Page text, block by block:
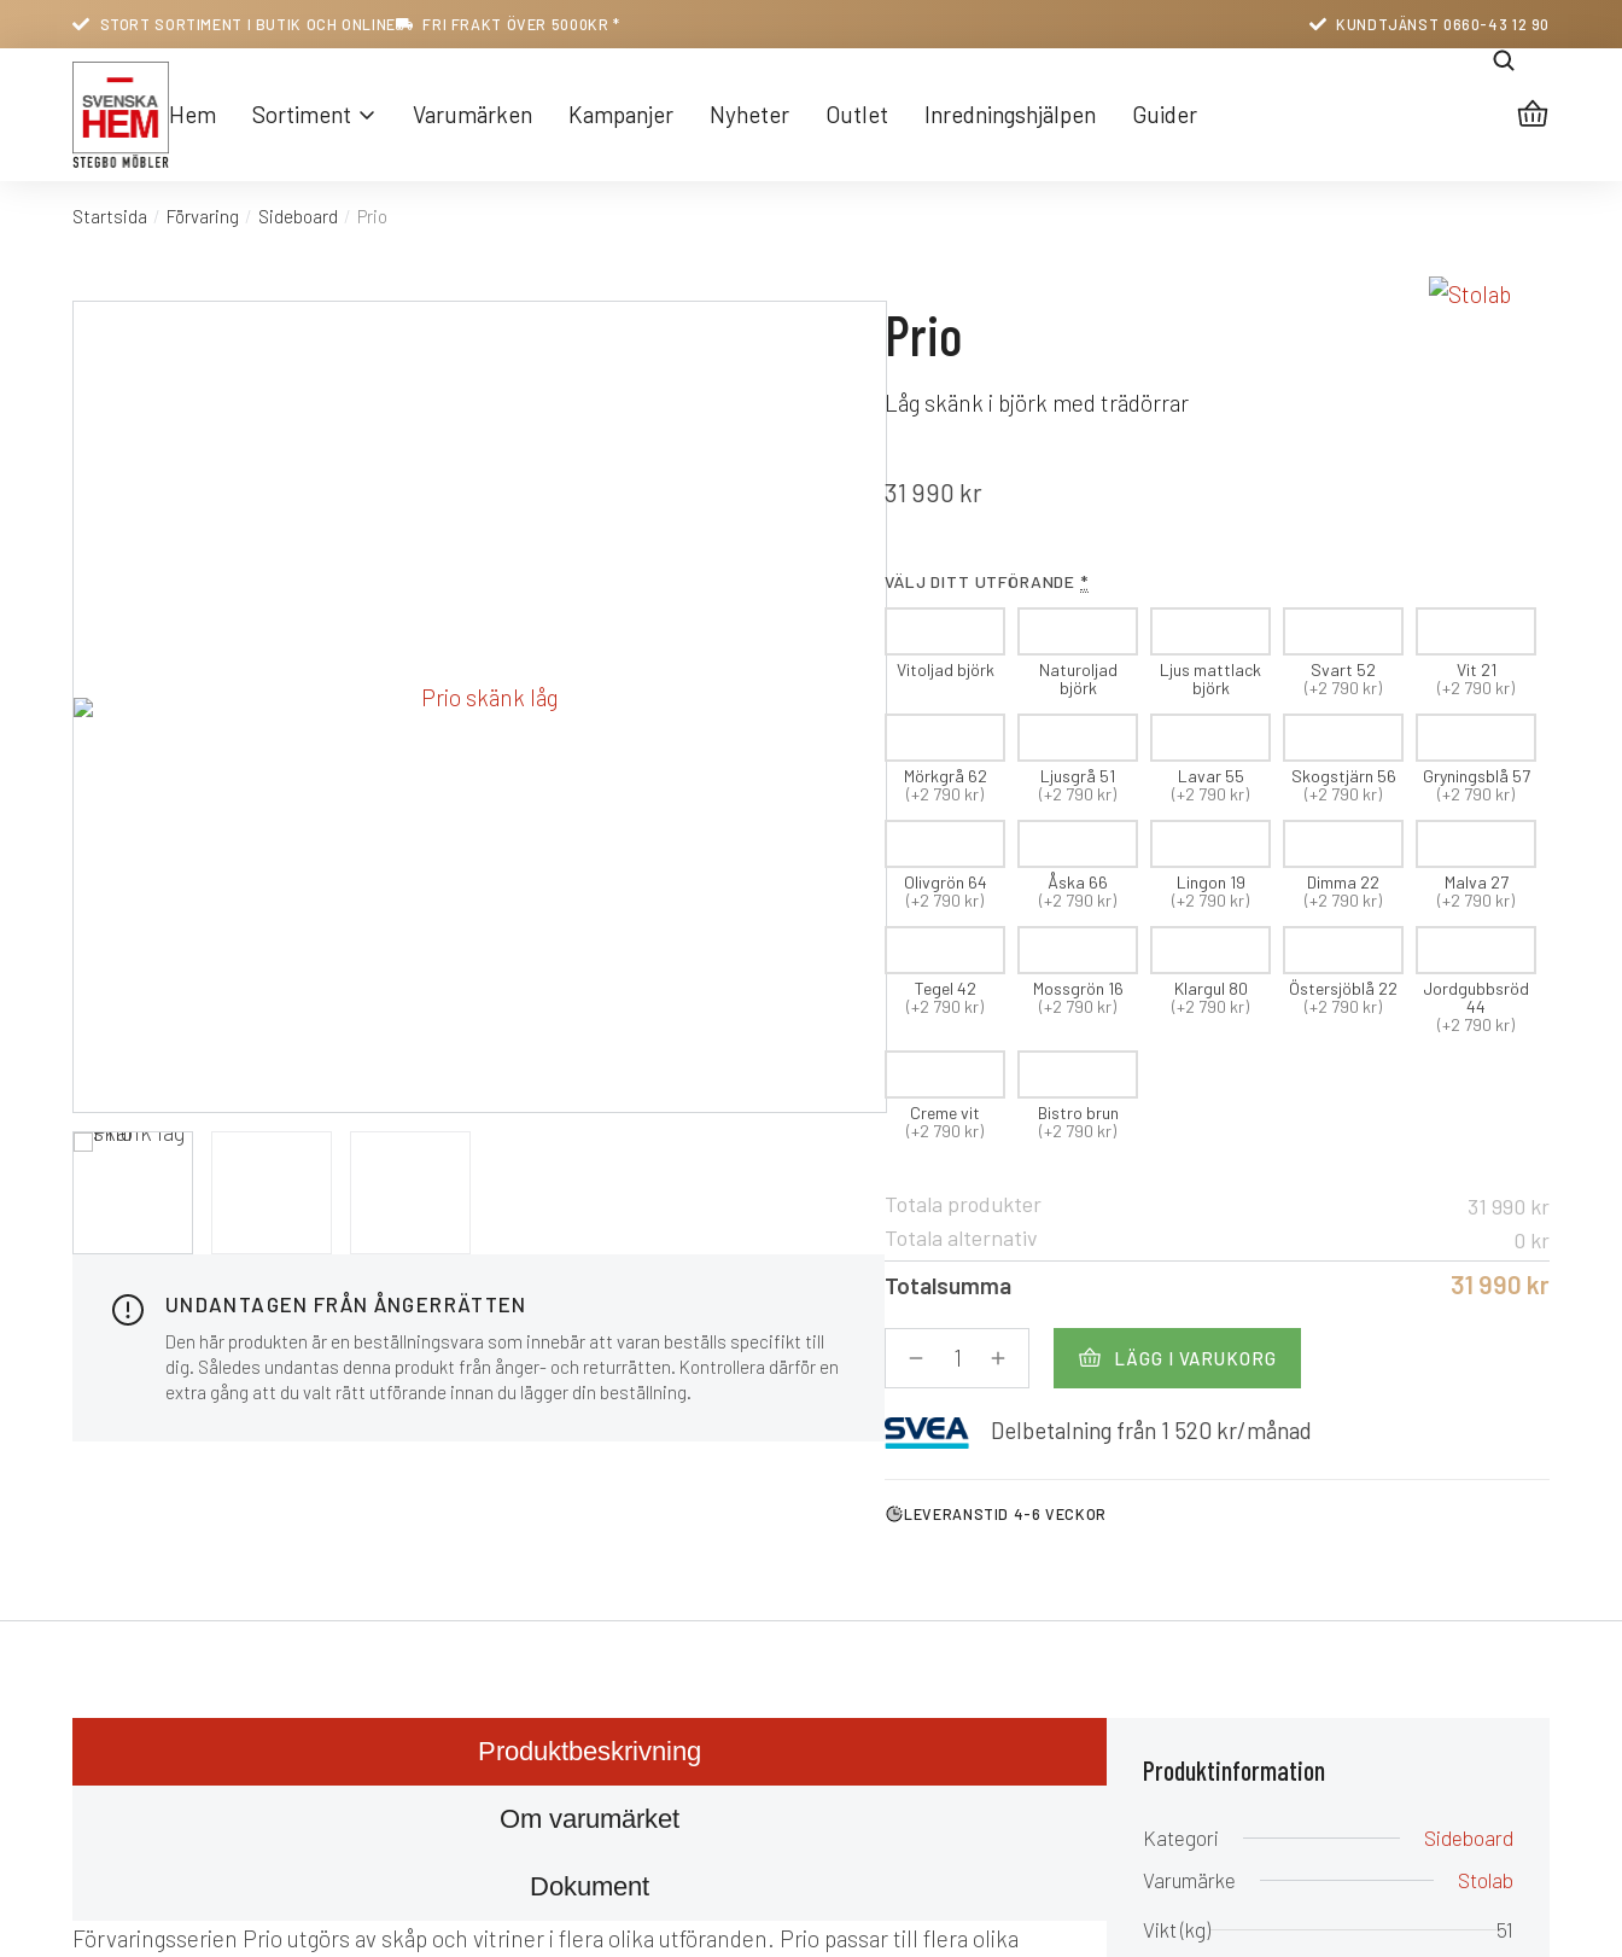
STORT SORTIMENT I BUTIK OCH ONLINE FRI FRAKT ÖVER 5000KR * KUNDTJÄNST 0660-43 12 90
Hem Sortiment Varumärken Kampanjer Nyheter Outlet Inredningshjälpen Guider
Du är här:
Startsida Förvaring Sideboard Prio
UNDANTAGEN FRÅN ÅNGERRÄTTEN
Den här produkten är en beställningsvara som innebär att varan beställs specifikt till
dig. Således undantas denna produkt från ånger- och returrätten. Kontrollera därför en
extra gång att du valt rätt utförande innan du lägger din beställning.
Prio
Låg skänk i björk med trädörrar
31 990 kr
VÄLJ DITT UTFÖRANDE *
Vitoljad björk
Naturoljad
björk
Ljus mattlack
björk
Svart 52
(+2 790 kr)
Vit 21
(+2 790 kr)
Mörkgrå 62
(+2 790 kr)
Ljusgrå 51
(+2 790 kr)
Lavar 55
(+2 790 kr)
Skogstjärn 56
(+2 790 kr)
Gryningsblå 57
(+2 790 kr)
Olivgrön 64
(+2 790 kr)
Åska 66
(+2 790 kr)
Lingon 19
(+2 790 kr)
Dimma 22
(+2 790 kr)
Malva 27
(+2 790 kr)
Tegel 42
(+2 790 kr)
Mossgrön 16
(+2 790 kr)
Klargul 80
(+2 790 kr)
Östersjöblå 22
(+2 790 kr)
Jordgubbsröd
44
(+2 790 kr)
Creme vit
(+2 790 kr)
Bistro brun
(+2 790 kr)
Totala produkter
31 990 kr
Totala alternativ
0 kr
Totalsumma 31 990 kr
LÄGG I VARUKORG
Delbetalning från 1 520 kr/månad
LEVERANSTID 4-6 VECKOR
Produktbeskrivning
Om varumärket
Dokument
Förvaringsserien Prio utgörs av skåp och vitriner i flera olika utföranden. Prio passar till flera olika
Produktinformation
Kategori
Sideboard
Varumärke
Stolab
Vikt (kg)
51